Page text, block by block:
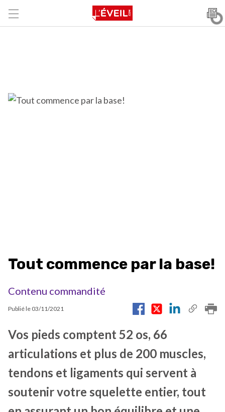
Tout commence par la base!
Contenu commandité
Publié le 03/11/2021
Vos pieds comptent 52 os, 66
articulations et plus de 200 muscles,
tendons et ligaments qui servent à
soutenir votre squelette entier, tout